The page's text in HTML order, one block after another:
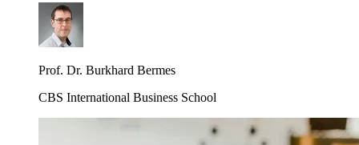
Prof. Dr. Burkhard Bermes
CBS International Business School